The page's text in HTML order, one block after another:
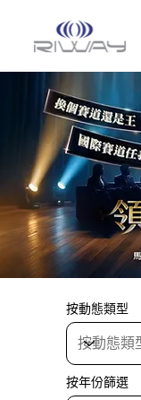
按動態類型
按年份篩選